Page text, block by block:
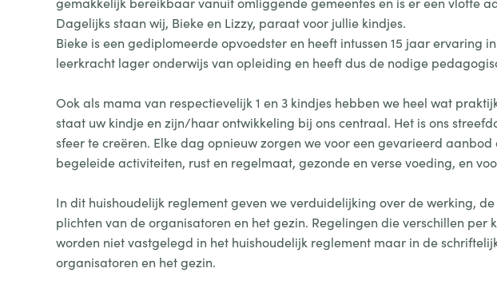
Dagelijks staan wij, Bieke en Lizzy, paraat voor jullie kindjes.
Bieke is een gediplomeerde opvoedster en heeft intussen 15 jaar ervaring
leerkracht lager onderwijs van opleiding en heeft dus de nodige
Ook als mama van respectievelijk 1 en 3 kindjes hebben we heel wat
staat uw kindje en zijn/haar ontwikkeling bij ons centraal. Het is ons
sfeer te creëren. Elke dag opnieuw zorgen we voor een gevarieerd
begeleide activiteiten, rust en regelmaat, gezonde en verse voeding, en
In dit huishoudelijk reglement geven we verduidelijking over de werking,
plichten van de organisatoren en het gezin. Regelingen die verschillen per
worden niet vastgelegd in het huishoudelijk reglement maar in de
organisatoren en het gezin.